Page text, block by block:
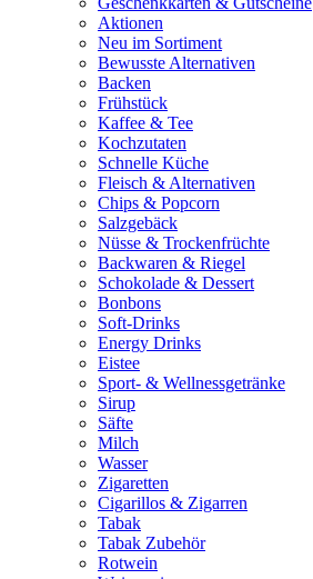
Aktionen
Neu im Sortiment
Bewusste Alternativen
Backen
Frühstück
Kaffee & Tee
Kochzutaten
Schnelle Küche
Fleisch & Alternativen
Chips & Popcorn
Salzgebäck
Nüsse & Trockenfrüchte
Backwaren & Riegel
Schokolade & Dessert
Bonbons
Soft-Drinks
Energy Drinks
Eistee
Sport- & Wellnessgetränke
Sirup
Säfte
Milch
Wasser
Zigaretten
Cigarillos & Zigarren
Tabak
Tabak Zubehör
Rotwein